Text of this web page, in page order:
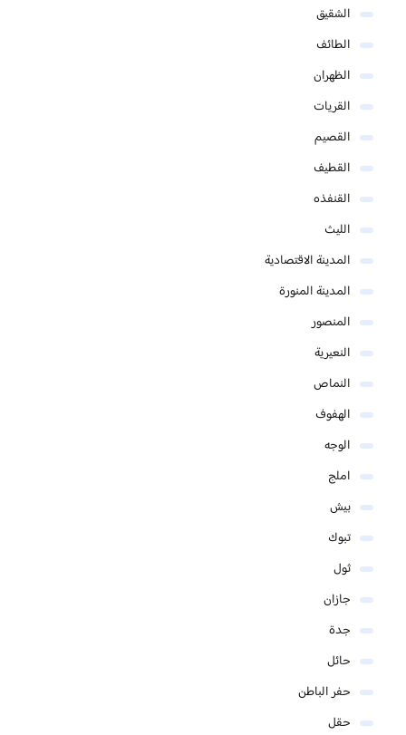
الشقيق
الطائف
الظهران
القريات
القصيم
القطيف
القنفذه
الليث
المدينة الاقتصادية
المدينة المنورة
المنصور
النعيرية
النماص
الهفوف
الوجه
املج
بيش
تبوك
ثول
جازان
جدة
حائل
حفر الباطن
حقل